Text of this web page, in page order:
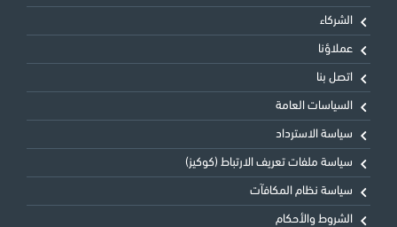
الشركاء
عملاؤنا
اتصل بنا
السياسات العامة
سياسة الاسترداد
سياسة ملفات تعريف الارتباط (كوكيز)
سياسة نظام المكافآت
الشروط والأحكام